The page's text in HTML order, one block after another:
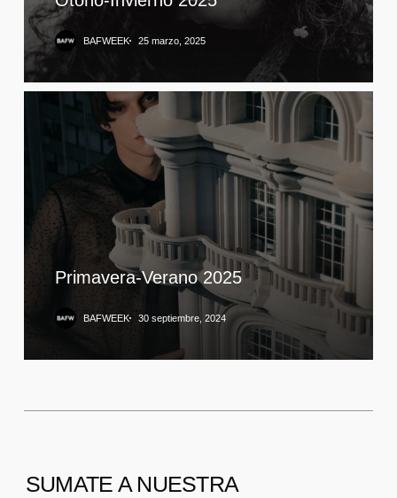
BAFWEEK 25 marzo, 2025
Primavera-Verano 2025
BAFWEEK 30 septiembre, 2024
SUMATE A NUESTRA